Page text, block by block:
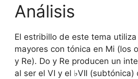
Análisis
El estribillo de este tema
mayores con tónica en Mi (los
y Re). Do y Re producen un
al ser el VI y el ♭VII (subtónica)